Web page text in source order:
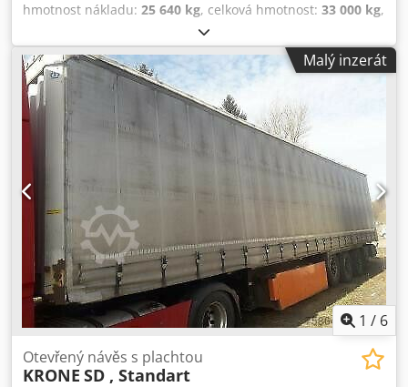
hmotnost nákladu: 25 640 kg, celková hmotnost: 33 000 kg,
3 nápravy
další kontrola (TÜV):01/2027, zavěšení:vzduch, rozměr
pneumatiky:385/65 R22.5, Vybavení: ABS , Krone SD
Tautliner | Systém střechy Edscher | Vanová prohlubeň na
svitky | Nápravy BPW s kotoučovými brzdami | Skříň na
nářadí | Pneumatiky: 385/65 R22.5 | Děrovaný rám pro
zajištění nákladu | Platná technická kontrola/TÜV do
01/2027 | Změny, chyby a předprodej vyhrazeny. Codpjy D
S R Nsfx Apijrf
Malý inzerát
1 / 6
Otevřený návěs s plachtou
KRONE SD , Standart